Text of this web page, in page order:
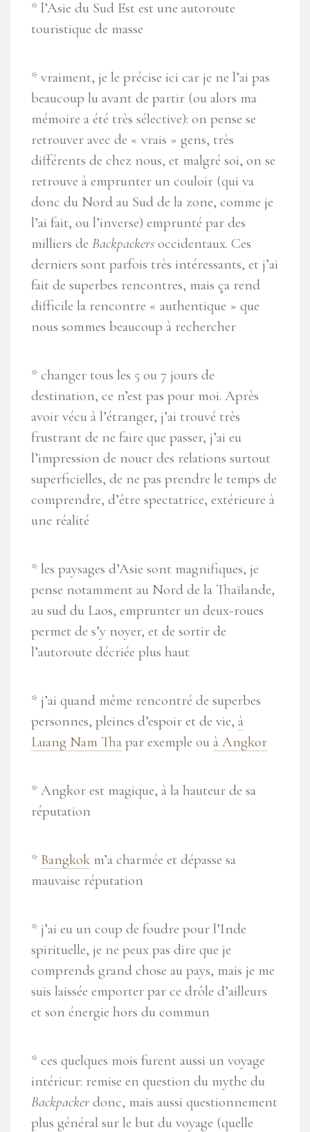
* l’Asie du Sud Est est une autoroute
touristique de masse
* vraiment, je le précise ici car je ne l’ai pas
beaucoup lu avant de partir (ou alors ma
mémoire a été très sélective): on pense se
retrouver avec de « vrais » gens, très
différents de chez nous, et malgré soi, on se
retrouve à emprunter un couloir (qui va
donc du Nord au Sud de la zone, comme je
l’ai fait, ou l’inverse) emprunté par des
milliers de Backpackers occidentaux. Ces
derniers sont parfois très intéressants, et j’ai
fait de superbes rencontres, mais ça rend
difficile la rencontre « authentique » que
nous sommes beaucoup à rechercher
* changer tous les 5 ou 7 jours de
destination, ce n’est pas pour moi. Après
avoir vécu à l’étranger, j’ai trouvé très
frustrant de ne faire que passer, j’ai eu
l’impression de nouer des relations surtout
superficielles, de ne pas prendre le temps de
comprendre, d’être spectatrice, extérieure à
une réalité
* les paysages d’Asie sont magnifiques, je
pense notamment au Nord de la Thaïlande,
au sud du Laos, emprunter un deux-roues
permet de s’y noyer, et de sortir de
l’autoroute décriée plus haut
* j’ai quand même rencontré de superbes
personnes, pleines d’espoir et de vie, à
Luang Nam Tha par exemple ou à Angkor
* Angkor est magique, à la hauteur de sa
réputation
* Bangkok m’a charmée et dépasse sa
mauvaise réputation
* j’ai eu un coup de foudre pour l’Inde
spirituelle, je ne peux pas dire que je
comprends grand chose au pays, mais je me
suis laissée emporter par ce drôle d’ailleurs
et son énergie hors du commun
* ces quelques mois furent aussi un voyage
intérieur: remise en question du mythe du
Backpacker donc, mais aussi questionnement
plus général sur le but du voyage (quelle